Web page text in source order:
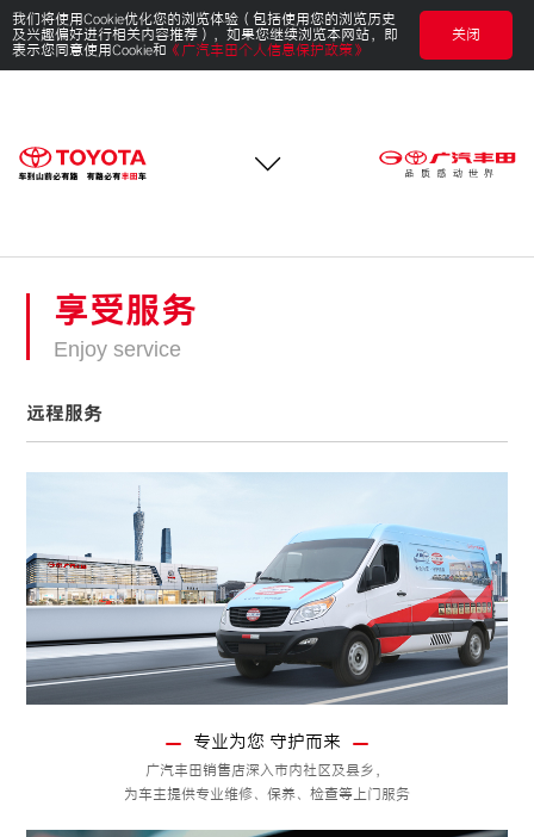
我们将使用Cookie优化您的浏览体验（包括使用您的浏览历史
及兴趣偏好进行相关内容推荐），如果您继续浏览本网站，即
表示您同意使用Cookie和 《广汽丰田个人信息保护政策》
关闭
享受服务
Enjoy service
远程服务
专业为您 守护而来
广汽丰田销售店深入市内社区及县乡，
为车主提供专业维修、保养、检查等上门服务